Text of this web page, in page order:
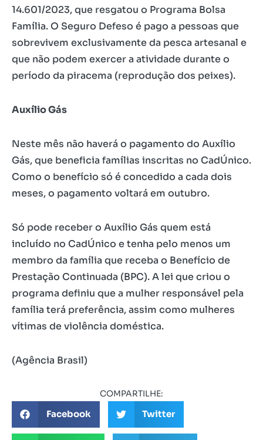
14.601/2023, que resgatou o Programa Bolsa
Família. O Seguro Defeso é pago a pessoas que
sobrevivem exclusivamente da pesca artesanal e
que não podem exercer a atividade durante o
período da piracema (reprodução dos peixes).
Auxílio Gás
Neste mês não haverá o pagamento do Auxílio
Gás, que beneficia famílias inscritas no CadÚnico.
Como o benefício só é concedido a cada dois
meses, o pagamento voltará em outubro.
Só pode receber o Auxílio Gás quem está
incluído no CadÚnico e tenha pelo menos um
membro da família que receba o Benefício de
Prestação Continuada (BPC). A lei que criou o
programa definiu que a mulher responsável pela
família terá preferência, assim como mulheres
vítimas de violência doméstica.
(Agência Brasil)
COMPARTILHE:
Facebook Twitter